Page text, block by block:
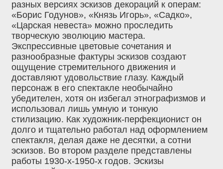
разных версиях эскизов декораций к операм:
«Борис Годунов», «Князь Игорь», «Садко»,
«Царская невеста» можно проследить
творческую эволюцию мастера.
Экспрессивные цветовые сочетания и
разнообразные фактуры эскизов создают
ощущение стремительного движения и
доставляют удовольствие глазу. Каждый
персонаж в его спектакле необычайно
убедителен, хотя он избегал этнографизмов и
использовал лишь умную и тонкую
стилизацию. Как художник-перфекционист он
долго и тщательно работал над оформлением
спектакля, делая даже не десятки, а сотни
эскизов. Во втором разделе представлены
работы 1930-х-1950-х годов. Эскизы